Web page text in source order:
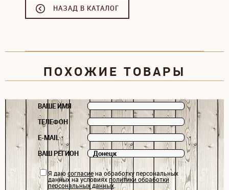
НАЗАД В КАТАЛОГ
ПОХОЖИЕ ТОВАРЫ
ВАШЕ ИМЯ
ТЕЛЕФОН
E-MAIL
ВАШ РЕГИОН
Я даюсогласиена обработку персональных
данных на условияхполитики обработки
персональных данных.